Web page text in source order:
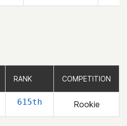
RANK COMPETITION
615th Rookie
RANK COMPETITION